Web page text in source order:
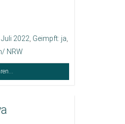
2022 Geimpft: ja
NRW